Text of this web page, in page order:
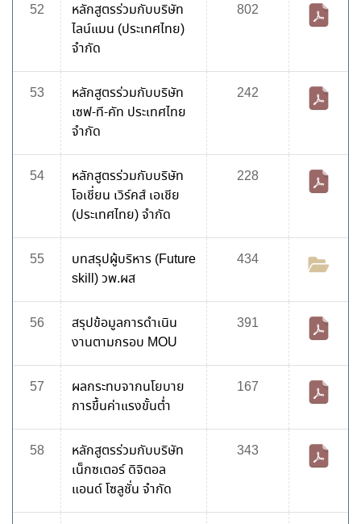
52
หลักสูตรร่วมกับบริษัท
ไลน์แมน (ประเทศไทย)
จำกัด
802
53
หลักสูตรร่วมกับบริษัท
เซฟ-ที-คัท ประเทศไทย
จำกัด
242
54
หลักสูตรร่วมกับบริษัท
โอเชี่ยน เวิร์คส์ เอเชีย
(ประเทศไทย) จำกัด
228
55
บทสรุปผู้บริหาร (Future
skill) วพ.ผส
434
56
สรุปข้อมูลการดำเนิน
งานตามกรอบ MOU
391
57
ผลกระทบจากนโยบาย
การขึ้นค่าแรงขั้นต่ำ
167
58
หลักสูตรร่วมกับบริษัท
เน็กซเตอร์ ดิจิตอล
แอนด์ โซลูชั่น จำกัด
343